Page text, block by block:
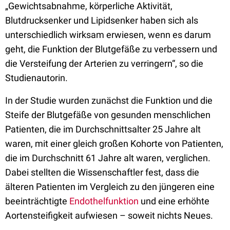
„Gewichtsabnahme, körperliche Aktivität,
Blutdrucksenker und Lipidsenker haben sich als
unterschiedlich wirksam erwiesen, wenn es darum
geht, die Funktion der Blutgefäße zu verbessern und
die Versteifung der Arterien zu verringern“, so die
Studienautorin.
In der Studie wurden zunächst die Funktion und die
Steife der Blutgefäße von gesunden menschlichen
Patienten, die im Durchschnittsalter 25 Jahre alt
waren, mit einer gleich großen Kohorte von Patienten,
die im Durchschnitt 61 Jahre alt waren, verglichen.
Dabei stellten die Wissenschaftler fest, dass die
älteren Patienten im Vergleich zu den jüngeren eine
beeinträchtigte Endothelfunktion und eine erhöhte
Aortensteifigkeit aufwiesen – soweit nichts Neues.